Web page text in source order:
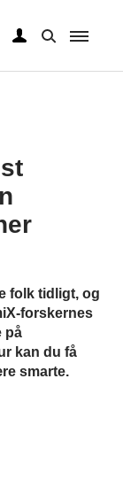
folk tidligt, og
forskernes
på
kan du få
smarte.